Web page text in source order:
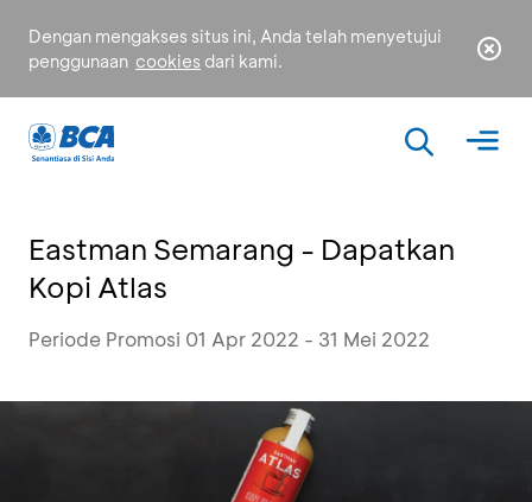
Dengan mengakses situs ini, Anda telah menyetujui
penggunaan cookies dari kami.
Eastman Semarang - Dapatkan
Kopi Atlas
Periode Promosi 01 Apr 2022 - 31 Mei 2022